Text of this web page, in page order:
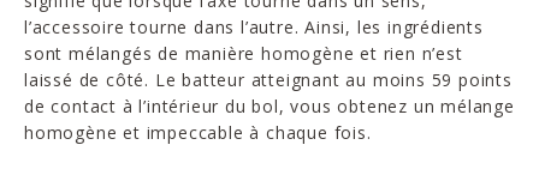
l’accessoire tourne dans l’autre. Ainsi, les ingrédients
sont mélangés de manière homogène et rien n’est
laissé de côté. Le batteur atteignant au moins 59 points
de contact à l’intérieur du bol, vous obtenez un mélange
homogène et impeccable à chaque fois.